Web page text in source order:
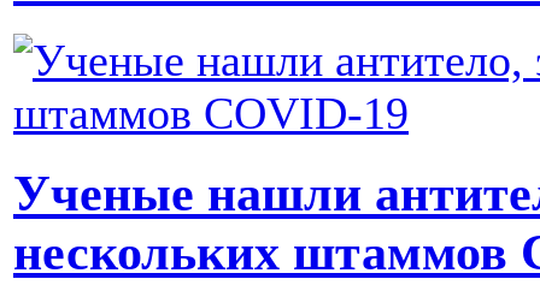
Ученые нашли
нескольких штаммов